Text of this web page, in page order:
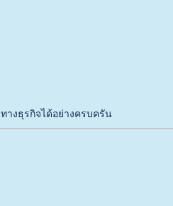
างธุรกิจได้อย่างครบครัน